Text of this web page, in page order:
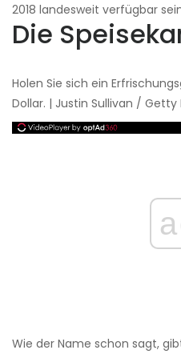
2018 landesweit verfügbar
Die
Holen Sie sich ein
Dollar. | Justin Sullivan / Getty
Wie der Name schon sagt,